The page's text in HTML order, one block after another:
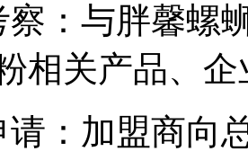
察：与胖馨螺
相关产品、
请：加盟商向